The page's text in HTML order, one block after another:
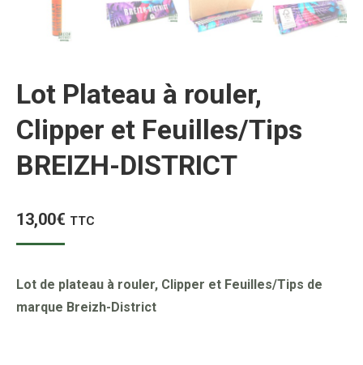
Lot Plateau à rouler,
Clipper et Feuilles/Tips
BREIZH-DISTRICT
13,00€ TTC
Lot de plateau à rouler, Clipper et Feuilles/Tips de
marque Breizh-District